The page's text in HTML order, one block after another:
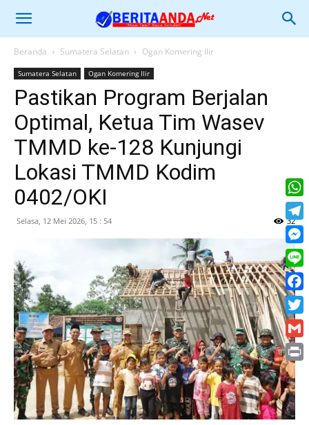
Beranda Sumatera Selatan Ogan Komering Ilir
Sumatera Selatan Ogan Komering Ilir
Pastikan Program Berjalan
Optimal, Ketua Tim Wasev
TMMD ke-128 Kunjungi
Lokasi TMMD Kodim
0402/OKI
Selasa, 12 Mei 2026, 15 : 54 32
Line
Print